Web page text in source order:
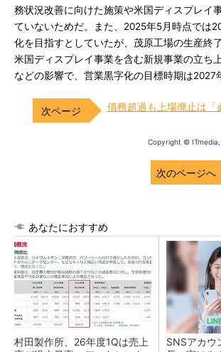
務状況改善に向けた施策や米国ディスプレイ
ていないためだ。また、2025年5月時点では
化を目指すとしていたが、茂原工場の生産終
米国ディスプレイ事業を含む新規事業の立ち
などの影響で、営業黒字化の目標時期は2027
債務超過も上場廃止は「
Copyright © ITmedia,
次のページへ
あなたにおすすめ
村田製作所、26年度1Qは売上
SNSアカウ